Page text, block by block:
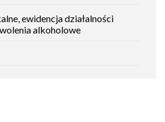
ewidencja działalności
alkoholowe